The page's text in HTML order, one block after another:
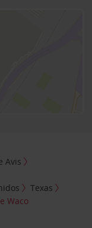
Avis
Texas
Waco